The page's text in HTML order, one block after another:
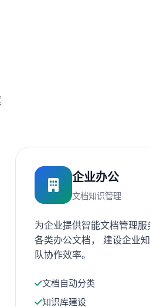
企业办公
文档知识管理
为企业提供智能文档管理
各类办公文档， 建设企业
队协作效率。
文档自动分类
知识库建设